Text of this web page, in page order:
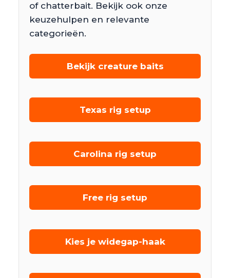
of chatterbait. Bekijk ook onze
keuzehulpen en relevante
categorieën.
Bekijk creature baits
Texas rig setup
Carolina rig setup
Free rig setup
Kies je widegap-haak